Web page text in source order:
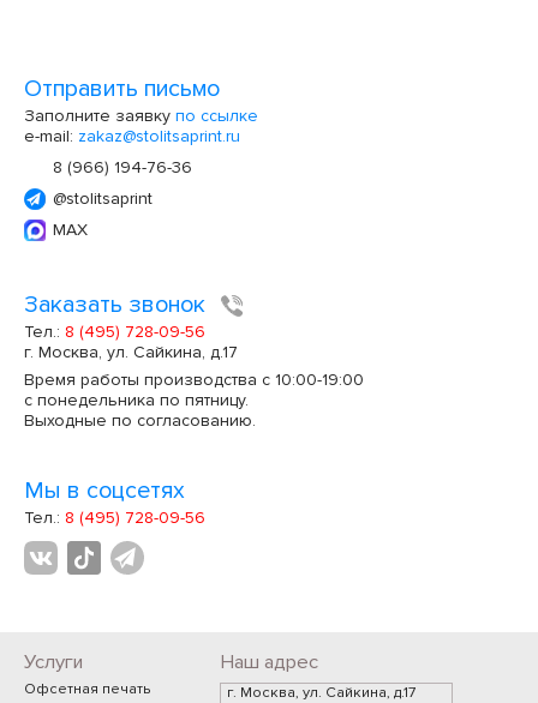
Отправить письмо
Заполните заявку по ссылке
e-mail: zakaz@stolitsaprint.ru
8 (966) 194-76-36
@stolitsaprint
MAX
Заказать звонок
Тел.: 8 (495) 728-09-56
г. Москва, ул. Сайкина, д.17
Время работы производства с 10:00-19:00
с понедельника по пятницу.
Выходные по согласованию.
Мы в соцсетях
Тел.: 8 (495) 728-09-56
Услуги
Офсетная печать
Наш адрес
г. Москва, ул. Сайкина, д.17